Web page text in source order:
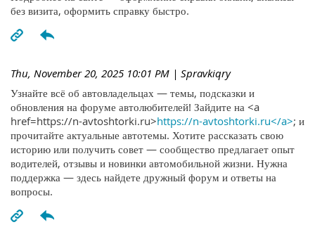
без визита, оформить справку быстро.
Thu, November 20, 2025 10:01 PM | Spravkiqry
Узнайте всё об автовладельцах — темы, подсказки и
обновления на форуме автолюбителей! Зайдите на <a
href=https://n-avtoshtorki.ru>https://n-avtoshtorki.ru</a>; и
прочитайте актуальные автотемы. Хотите рассказать свою
историю или получить совет — сообщество предлагает опыт
водителей, отзывы и новинки автомобильной жизни. Нужна
поддержка — здесь найдете дружный форум и ответы на
вопросы.